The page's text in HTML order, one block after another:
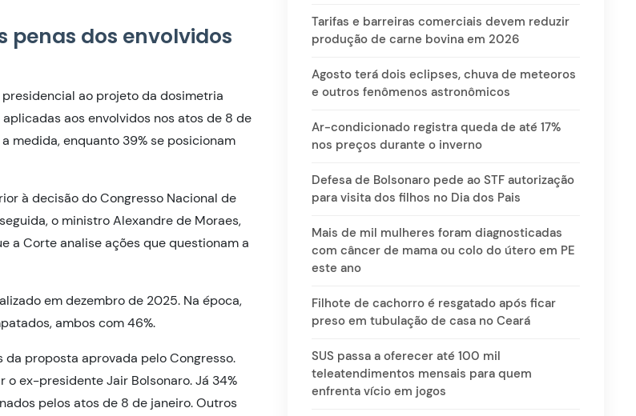
penas dos envolvidos
ao projeto da dosimetria
aos envolvidos nos atos de 8 de
medida, enquanto 39% se posicionam
à decisão do Congresso Nacional de
o ministro Alexandre de Moraes,
a Corte analise ações que questionam a
em dezembro de 2025. Na época,
ambos com 46%.
proposta aprovada pelo Congresso.
ex-presidente Jair Bolsonaro. Já 34%
pelos atos de 8 de janeiro. Outros
Tarifas e barreiras comerciais devem reduzir
produção de carne bovina em 2026
Agosto terá dois eclipses, chuva de meteoros
e outros fenômenos astronômicos
Ar-condicionado registra queda de até 17%
nos preços durante o inverno
Defesa de Bolsonaro pede ao STF autorização
para visita dos filhos no Dia dos Pais
Mais de mil mulheres foram diagnosticadas
com câncer de mama ou colo do útero em PE
este ano
Filhote de cachorro é resgatado após ficar
preso em tubulação de casa no Ceará
SUS passa a oferecer até 100 mil
teleatendimentos mensais para quem
enfrenta vício em jogos